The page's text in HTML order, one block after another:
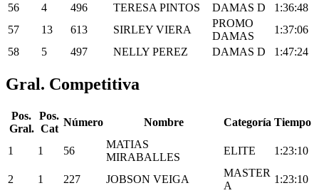
56
4 496 TERESA PINTOS DAMAS D
1:36:48
57
13 613 SIRLEY VIERA
PROMO
DAMAS
1:37:06
58
5 497 NELLY PEREZ DAMAS D 1:47:24
Gral. Competitiva
Pos.
Gral.
Pos.
Cat
Número Nombre Categoría Tiempo
1 1 56
MATIAS
MIRABALLES
ELITE 1:23:10
2 1 227 JOBSON VEIGA
MASTER
A
1:23:10